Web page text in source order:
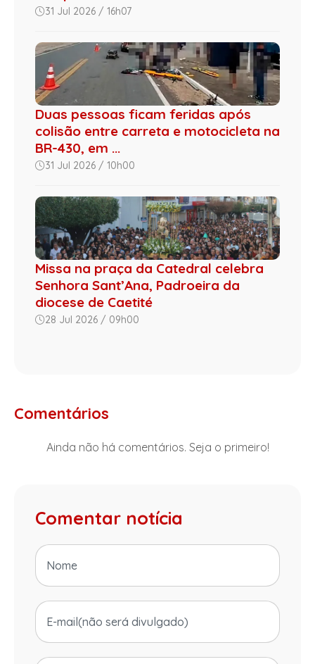
31 Jul 2026 / 16h07
Duas pessoas ficam feridas após
colisão entre carreta e motocicleta na
BR-430, em ...
31 Jul 2026 / 10h00
Missa na praça da Catedral celebra
Senhora Sant’Ana, Padroeira da
diocese de Caetité
28 Jul 2026 / 09h00
Comentários
Ainda não há comentários. Seja o primeiro!
Comentar notícia